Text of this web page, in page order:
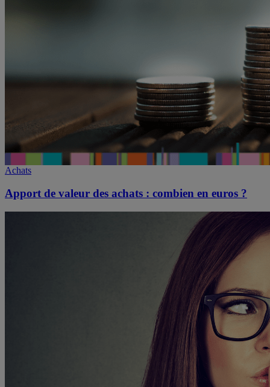
Achats
Apport de valeur des achats : combien en euros ?